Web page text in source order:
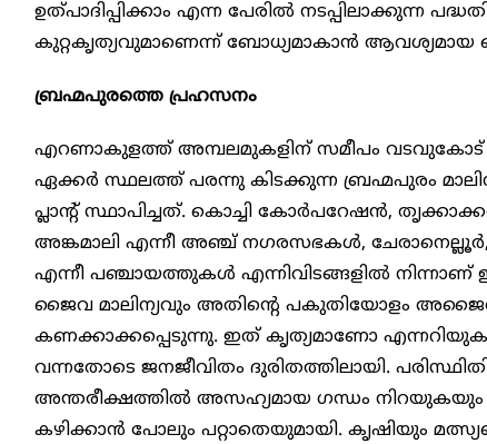
ഉത്പാദിപ്പിക്കാം എന്ന പേരിൽ നടപ്പിലാക്കുന്ന
കുറ്റകൃത്യവുമാണെന്ന് ബോധ്യമാകാൻ ആവശ്യമായ
ബ്രഹ്മപുരത്തെ പ്രഹസനം
എറണാകുളത്ത് അമ്പലമുകളിന് സമീപം വടവുകോട്
ഏക്കർ സ്ഥലത്ത് പരന്നു കിടക്കുന്ന ബ്രഹ്മപുരം
പ്ലാന്റ് സ്ഥാപിച്ചത്. കൊച്ചി കോർപറേഷൻ,
അങ്കമാലി എന്നീ അഞ്ച് നഗരസഭകൾ,
എന്നീ പഞ്ചായത്തുകൾ എന്നിവിടങ്ങളിൽ നിന്നാണ്
ജൈവ മാലിന്യവും അതിന്റെ പകുതിയോളം അജൈവ
കണക്കാക്കപ്പെടുന്നു. ഇത് കൃത്യമാണോ എന്നറിയുക
വന്നതോടെ ജനജീവിതം ദുരിതത്തിലായി.
അന്തരീക്ഷത്തിൽ അസഹ്യമായ ഗന്ധം നിറയുകയും
കഴിക്കാൻ പോലും പറ്റാതെയുമായി. കൃഷിയും